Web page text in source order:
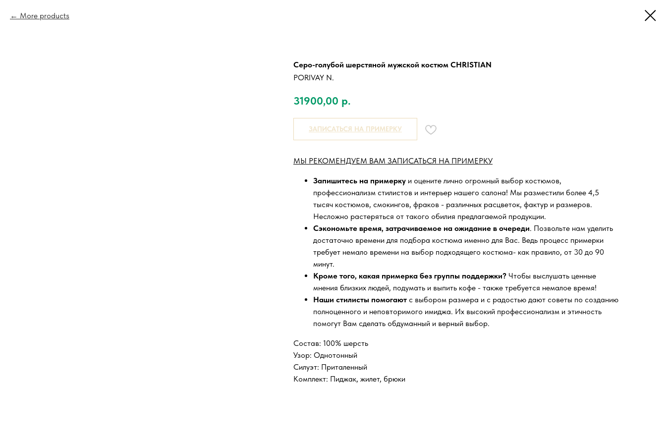
More products
Серо-голубой шерстяной мужской костюм CHRISTIAN
PORIVAY N.
31900,00 р.
ЗАПИСАТЬСЯ НА ПРИМЕРКУ
МЫ РЕКОМЕНДУЕМ ВАМ ЗАПИСАТЬСЯ НА ПРИМЕРКУ
Запишитесь на примерку и оцените лично огромный выбор костюмов,
профессионализм стилистов и интерьер нашего салона! Мы разместили более 4,5
тысяч костюмов, смокингов, фраков - различных расцветок, фактур и размеров.
Несложно растеряться от такого обилия предлагаемой продукции.
Сэкономьте время, затрачиваемое на ожидание в очереди. Позвольте нам уделить
достаточно времени для подбора костюма именно для Вас. Ведь процесс примерки
требует немало времени на выбор подходящего костюма- как правило, от 30 до 90
минут.
Кроме того, какая примерка без группы поддержки? Чтобы выслушать ценные
мнения близких людей, подумать и выпить кофе - также требуется немалое время!
Наши стилисты помогают с выбором размера и с радостью дают советы по созданию
полноценного и неповторимого имиджа. Их высокий профессионализм и этичность
помогут Вам сделать обдуманный и верный выбор.
Состав: 100% шерсть
Узор: Однотонный
Силуэт: Приталенный
Комплект: Пиджак, жилет, брюки